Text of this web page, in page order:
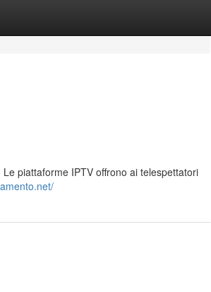
piattaforme IPTV offrono ai telespettatori